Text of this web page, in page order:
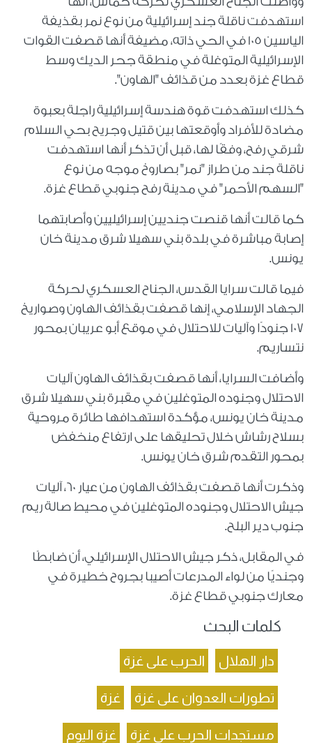
استهدفت ناقلة جند إسرائيلية من نوع نمر بقذيفة
الياسين 105 في الحي ذاته، مضيفة أنها قصفت القوات
الإسرائيلية المتوغلة في منطقة جحر الديك وسط
قطاع غزة بعدد من قذائف "الهاون".
كذلك استهدفت قوة هندسة إسرائيلية راجلة بعبوة
مضادة للأفراد وأوقعتها بين قتيل وجريح بحي السلام
شرقي رفح، وفقًا لها، قبل أن تذكر أنها استهدفت
ناقلة جند من طراز "نمر" بصاروخ موجه من نوع
"السهم الأحمر" في مدينة رفح جنوبي قطاع غزة.
كما قالت أنها قنصت جنديين إسرائيليين وأصابتهما
إصابة مباشرة في بلدة بني سهيلا شرق مدينة خان
يونس.
فيما قالت سرايا القدس، الجناح العسكري لحركة
الجهاد الإسلامي، إنها قصفت بقذائف الهاون وصواريخ
107 جنودًا وآليات للاحتلال في موقع أبو عريبان بمحور
نتساريم.
وأضافت السرايا، أنها قصفت بقذائف الهاون آليات
الاحتلال وجنوده المتوغلين في مقبرة بني سهيلا شرق
مدينة خان يونس، مؤكدة استهدافها طائرة مروحية
بسلاح رشاش خلال تحليقها على ارتفاع منخفض
بمحور التقدم شرق خان يونس.
وذكرت أنها قصفت بقذائف الهاون من عيار 60، آليات
جيش الاحتلال وجنوده المتوغلين في محيط صالة ريم
جنوب دير البلح.
في المقابل، ذكر جيش الاحتلال الإسرائيلي، أن ضابطًا
وجنديًا من لواء المدرعات أصيبا بجروح خطيرة في
معارك جنوبي قطاع غزة.
كلمات البحث
دار الهلال الحرب على غزة
تطورات العدوان على غزة غزة
مستجدات الحرب على غزة غزة اليوم